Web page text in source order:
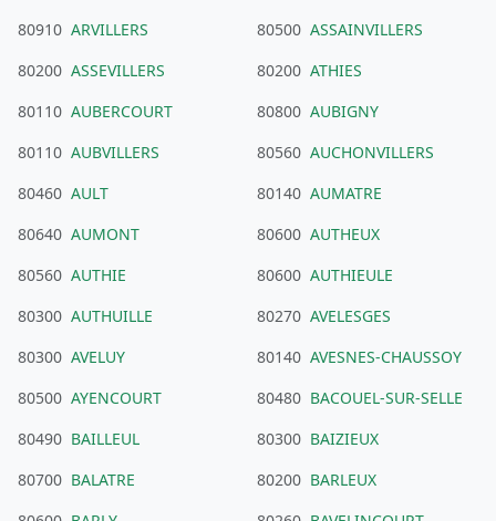
80910 ARVILLERS 80500 ASSAINVILLERS
80200 ASSEVILLERS 80200 ATHIES
80110 AUBERCOURT 80800 AUBIGNY
80110 AUBVILLERS 80560 AUCHONVILLERS
80460 AULT 80140 AUMATRE
80640 AUMONT 80600 AUTHEUX
80560 AUTHIE 80600 AUTHIEULE
80300 AUTHUILLE 80270 AVELESGES
80300 AVELUY 80140 AVESNES-CHAUSSOY
80500 AYENCOURT 80480 BACOUEL-SUR-SELLE
80490 BAILLEUL 80300 BAIZIEUX
80700 BALATRE 80200 BARLEUX